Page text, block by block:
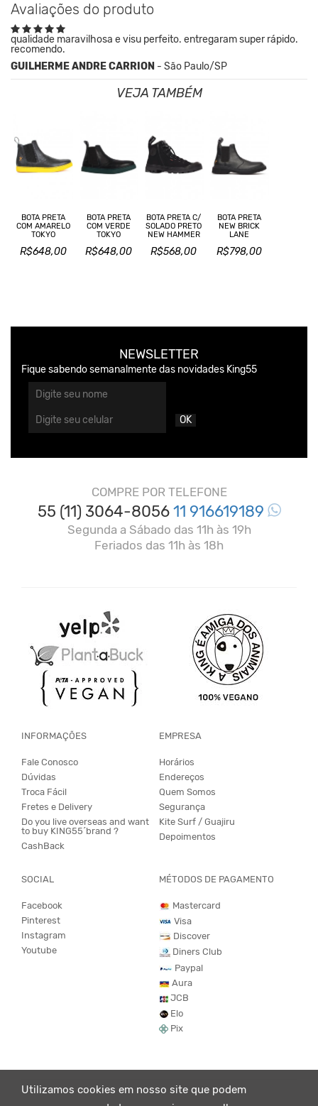
Avaliações do produto
qualidade maravilhosa e visu perfeito. entregaram super rápido.
recomendo.
GUILHERME ANDRE CARRION - São Paulo/SP
VEJA TAMBÉM
BOTA PRETA
COM AMARELO
TOKYO
R$648,00
BOTA PRETA
COM VERDE
TOKYO
R$648,00
BOTA PRETA C/
SOLADO PRETO
NEW HAMMER
R$568,00
BOTA PRETA
NEW BRICK
LANE
R$798,00
Utilizamos cookies em nosso site que podem
NEWSLETTER
Fique sabendo semanalmente das novidades King55
OK
COMPRE POR TELEFONE
55 (11) 3064-805611 916619189
Segunda a Sábado das 11h às 19h
Feriados das 11h às 18h
INFORMAÇÕES
Fale Conosco
Dúvidas
Troca Fácil
Fretes e Delivery
Do you live overseas and want
to buy KING55´brand ?
CashBack
EMPRESA
Horários
Endereços
Quem Somos
Segurança
Kite Surf / Guajiru
Depoimentos
SOCIAL
Facebook
Pinterest
Instagram
Youtube
MÉTODOS DE PAGAMENTO
Mastercard
Visa
Discover
Diners Club
Paypal
Aura
JCB
Elo
Pix